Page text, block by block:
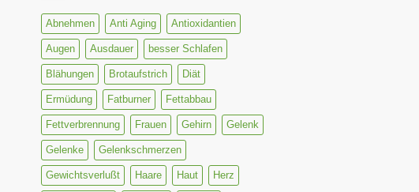
Abnehmen Anti Aging Antioxidantien
Augen Ausdauer besser Schlafen
Blähungen Brotaufstrich Diät
Ermüdung Fatburner Fettabbau
Fettverbrennung Frauen Gehirn Gelenk
Gelenke Gelenkschmerzen
Gewichtsverlußt Haare Haut Herz